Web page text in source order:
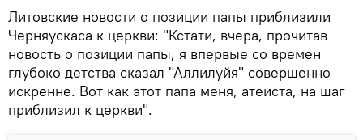
Литовские новости о позиции папы приблизили
Черняускаса к церкви: "Кстати, вчера, прочитав
новость о позиции папы, я впервые со времен
глубоко детства сказал "Аллилуйя" совершенно
искренне. Вот как этот папа меня, атеиста, на шаг
приблизил к церкви".